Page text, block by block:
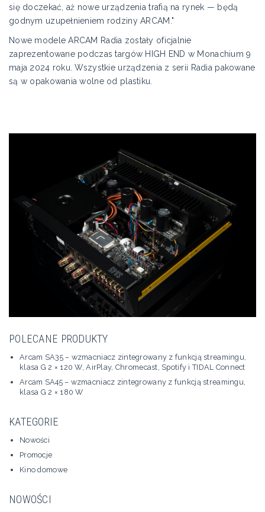
się doczekać, aż nowe urządzenia trafią na rynek — będą
godnym uzupełnieniem rodziny ARCAM."
Nowe modele ARCAM Radia zostały oficjalnie
zaprezentowane podczas targów HIGH END w Monachium 9
maja 2024 roku. Wszystkie urządzenia z serii Radia pakowane
są w opakowania wolne od plastiku.
POLECANE PRODUKTY
Arcam SA35 – wzmacniacz zintegrowany z funkcją streamingu,
klasa G 2 × 120 W, AirPlay, Chromecast, Spotify i TIDAL Connect
Arcam SA45 – wzmacniacz zintegrowany z funkcją streamingu,
klasa G 2 × 180 W
KATEGORIE
Nowości
Promocje
Kino domowe
NOWOŚCI